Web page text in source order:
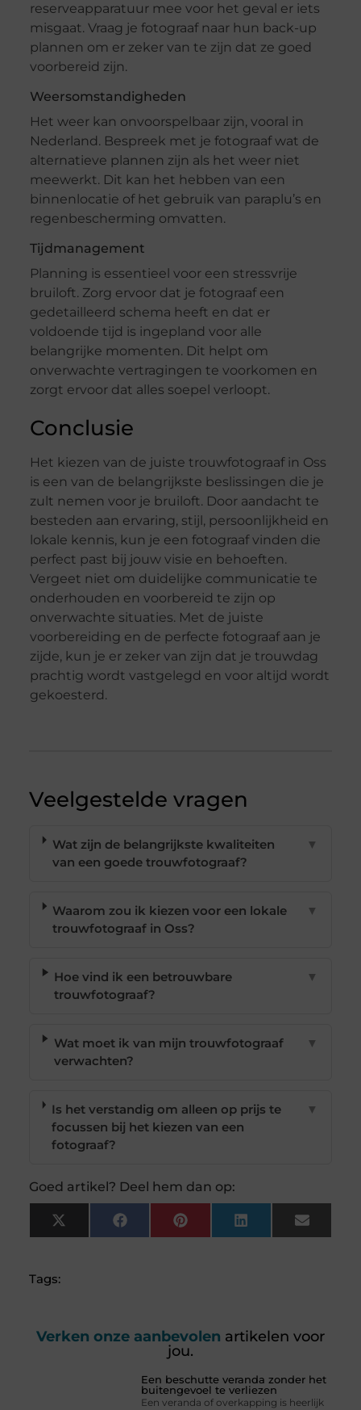
reserveapparatuur mee voor het geval er iets
misgaat. Vraag je fotograaf naar hun back-up
plannen om er zeker van te zijn dat ze goed
voorbereid zijn.
Weersomstandigheden
Het weer kan onvoorspelbaar zijn, vooral in
Nederland. Bespreek met je fotograaf wat de
alternatieve plannen zijn als het weer niet
meewerkt. Dit kan het hebben van een
binnenlocatie of het gebruik van paraplu’s en
regenbescherming omvatten.
Tijdmanagement
Planning is essentieel voor een stressvrije
bruiloft. Zorg ervoor dat je fotograaf een
gedetailleerd schema heeft en dat er
voldoende tijd is ingepland voor alle
belangrijke momenten. Dit helpt om
onverwachte vertragingen te voorkomen en
zorgt ervoor dat alles soepel verloopt.
Conclusie
Het kiezen van de juiste trouwfotograaf in Oss
is een van de belangrijkste beslissingen die je
zult nemen voor je bruiloft. Door aandacht te
besteden aan ervaring, stijl, persoonlijkheid en
lokale kennis, kun je een fotograaf vinden die
perfect past bij jouw visie en behoeften.
Vergeet niet om duidelijke communicatie te
onderhouden en voorbereid te zijn op
onverwachte situaties. Met de juiste
voorbereiding en de perfecte fotograaf aan je
zijde, kun je er zeker van zijn dat je trouwdag
prachtig wordt vastgelegd en voor altijd wordt
gekoesterd.
Veelgestelde vragen
Wat zijn de belangrijkste kwaliteiten
van een goede trouwfotograaf?
▼
Waarom zou ik kiezen voor een lokale
trouwfotograaf in Oss?
▼
Hoe vind ik een betrouwbare
trouwfotograaf?
▼
Wat moet ik van mijn trouwfotograaf
verwachten?
▼
Is het verstandig om alleen op prijs te
focussen bij het kiezen van een
fotograaf?
▼
Goed artikel? Deel hem dan op:
X
(Twitter)
FacebookPinterest LinkedIn Email
Tags:
Verken onze aanbevolen artikelen voor
jou.
Een beschutte veranda zonder het
buitengevoel te verliezen
Een veranda of overkapping is heerlijk